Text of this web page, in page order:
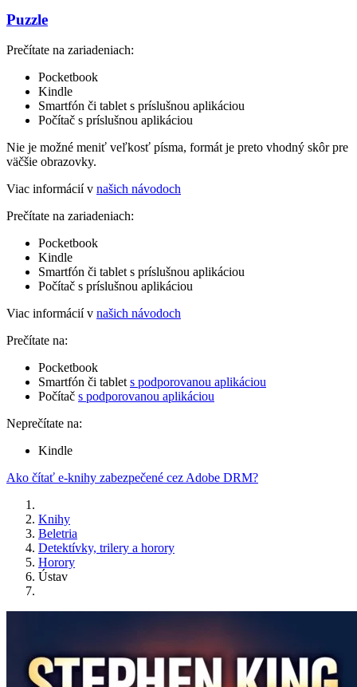
Puzzle
Prečítate na zariadeniach:
Pocketbook
Kindle
Smartfón či tablet s príslušnou aplikáciou
Počítač s príslušnou aplikáciou
Nie je možné meniť veľkosť písma, formát je preto vhodný skôr pre
väčšie obrazovky.
Viac informácií v našich návodoch
Prečítate na zariadeniach:
Pocketbook
Kindle
Smartfón či tablet s príslušnou aplikáciou
Počítač s príslušnou aplikáciou
Viac informácií v našich návodoch
Prečítate na:
Pocketbook
Smartfón či tablet s podporovanou aplikáciou
Počítač s podporovanou aplikáciou
Neprečítate na:
Kindle
Ako čítať e-knihy zabezpečené cez Adobe DRM?
Knihy
Beletria
Detektívky, trilery a horory
Horory
Ústav